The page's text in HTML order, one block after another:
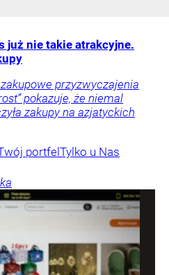
już nie takie atrakcyjne.
przyzwyczajenia
pokazuje, że niemal
zakupy na azjatyckich
portfelTylko u Nas